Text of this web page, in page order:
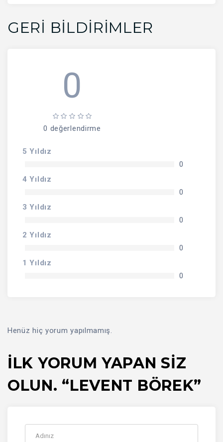
GERI BILDIRIMLER
0
0 değerlendirme
5 Yıldız
0
4 Yıldız
0
3 Yıldız
0
2 Yıldız
0
1 Yıldız
0
Henüz hiç yorum yapılmamış.
İLK YORUM YAPAN SIZ
OLUN. “LEVENT BÖREK”